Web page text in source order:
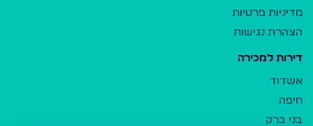
מדיניות פרטיות
הצהרת נגישות
דירות למכירה
אשדוד
חיפה
בני ברק